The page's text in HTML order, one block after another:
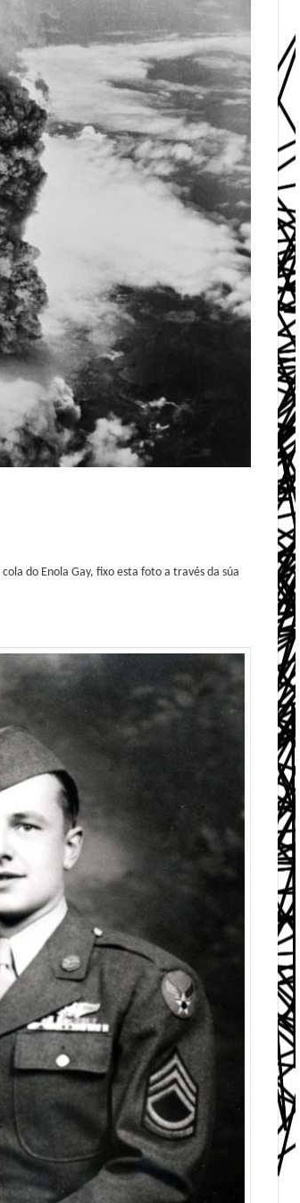
do Enola Gay, fixo esta foto a través da súa